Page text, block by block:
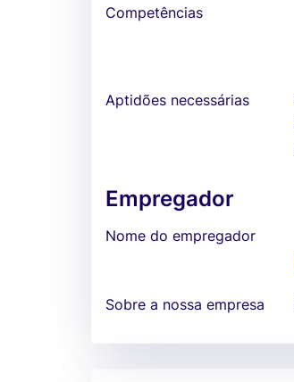
Competências
Aptidões necessárias
Empregador
Nome do empregador
Sobre a nossa empresa